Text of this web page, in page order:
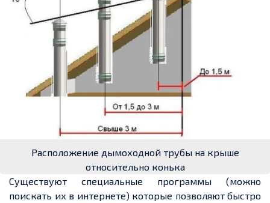
Расположение дымоходной трубы на крыше
относительно конька
Существуют специальные программы (можно
поискать их в интернете) которые позволяют быстро